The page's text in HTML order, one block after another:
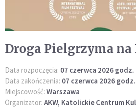
Droga Pielgrzyma na
Data rozpoczęcia: 07 czerwca 2026 godz.
Data zakończenia: 07 czerwca 2026
Miejscowość: Warszawa
Organizator: AKW, Katolickie Centrum